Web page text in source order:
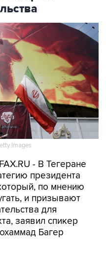
Images
- В Тегеране
по мнению
и призывают
для
заявил спикер
Багер